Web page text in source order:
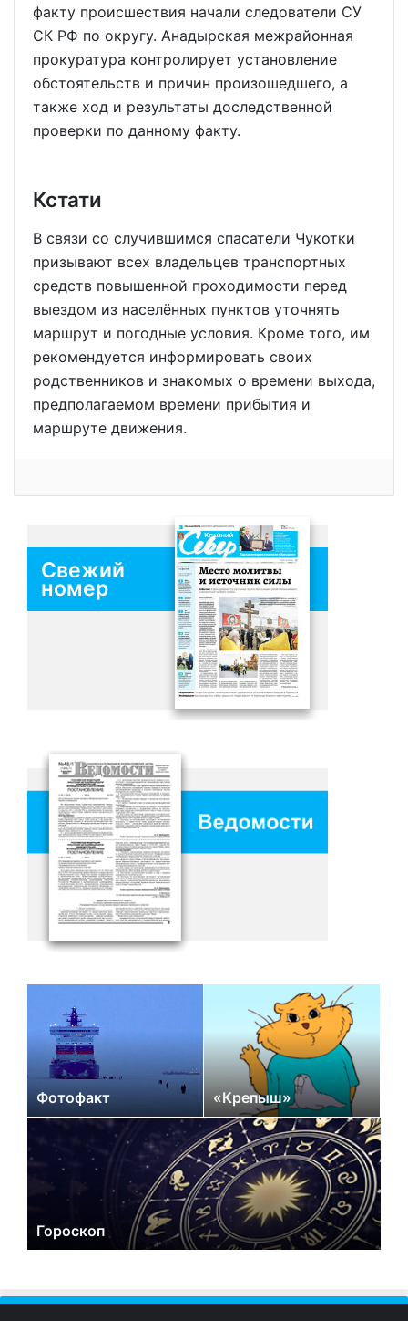
факту происшествия начали следователи СУ
СК РФ по округу. Анадырская межрайонная
прокуратура контролирует установление
обстоятельств и причин произошедшего, а
также ход и результаты доследственной
проверки по данному факту.
Кстати
В связи со случившимся спасатели Чукотки
призывают всех владельцев транспортных
средств повышенной проходимости перед
выездом из населённых пунктов уточнять
маршрут и погодные условия. Кроме того, им
рекомендуется информировать своих
родственников и знакомых о времени выхода,
предполагаемом времени прибытия и
маршруте движения.
Свежий
номер
Фотофакт «Крепыш»
Гороскоп